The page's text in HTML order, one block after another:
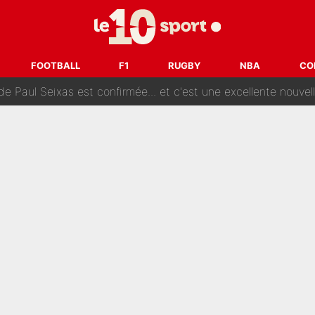
FOOTBALL F1 RUGBY NBA
: Le PSG a dit non au transfert qui bat tous les records sur
ravages à Marseille : L’OM a placé 12 joueurs sur le marché des transferts…
signature au PSG : Voilà les coulisses de son transfert
Seixas est confirmée... et c'est une excellente nouvelle